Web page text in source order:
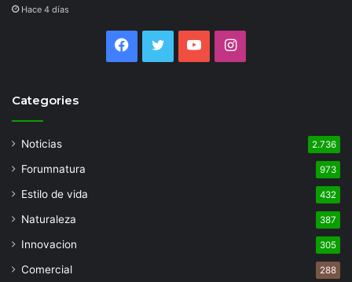
Hace 4 días
Facebook
TwitterYouTubeInstagram
Categories
Noticias 2.736
Forumnatura 973
Estilo de vida 432
Naturaleza 387
Innovacion 305
Comercial 288